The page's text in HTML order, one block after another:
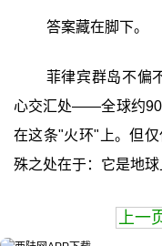
答案藏在脚下。
菲律宾群岛不偏
心交汇处——全球约
在这条"火环"上。但
殊之处在于：它是地球
上一